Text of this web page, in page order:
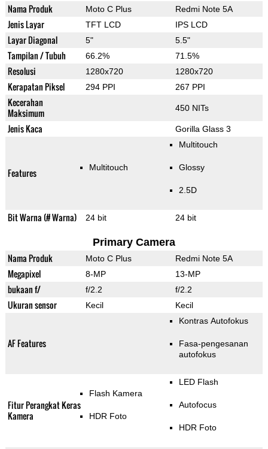
Nama Produk Moto C Plus Redmi Note 5A
Jenis Layar TFT LCD IPS LCD
Layar Diagonal 5" 5.5"
Tampilan / Tubuh 66.2% 71.5%
Resolusi 1280x720 1280x720
Kerapatan Piksel 294 PPI 267 PPI
Kecerahan
Maksimum
450 NITs
Jenis Kaca Gorilla Glass 3
Features Multitouch
Multitouch
Glossy
2.5D
Bit Warna (# Warna) 24 bit 24 bit
Primary Camera
Nama Produk Moto C Plus Redmi Note 5A
Megapixel 8-MP 13-MP
bukaan f/ f/2.2 f/2.2
Ukuran sensor Kecil Kecil
AF Features
Kontras Autofokus
Fasa-pengesanan
autofokus
Fitur Perangkat Keras
Kamera
Flash Kamera
HDR Foto
LED Flash
Autofocus
HDR Foto